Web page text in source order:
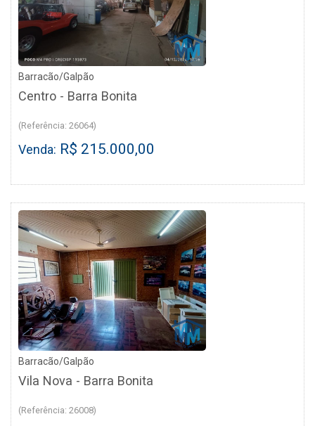
Barracão/Galpão
Centro - Barra Bonita
(Referência: 26064)
Venda: R$ 215.000,00
Barracão/Galpão
Vila Nova - Barra Bonita
(Referência: 26008)